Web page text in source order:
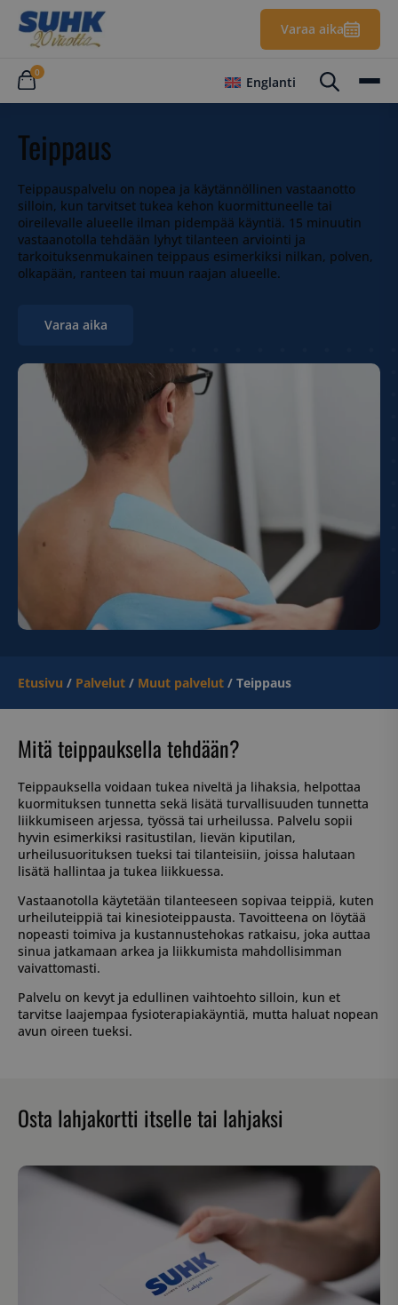
Varaa aika
0
Englanti
Teippaus
Teippauspalvelu on nopea ja käytännöllinen vastaanotto
silloin, kun tarvitset tukea kehon kuormittuneelle tai
oireilevalle alueelle ilman pidempää käyntiä. 15 minuutin
vastaanotolla tehdään lyhyt tilanteen arviointi ja
tarkoituksenmukainen teippaus esimerkiksi nilkan, polven,
olkapään, ranteen tai muun raajan alueelle.
Varaa aika
Etusivu / Palvelut / Muut palvelut / Teippaus
Mitä teippauksella tehdään?
Teippauksella voidaan tukea niveltä ja lihaksia, helpottaa
kuormituksen tunnetta sekä lisätä turvallisuuden tunnetta
liikkumiseen arjessa, työssä tai urheilussa. Palvelu sopii
hyvin esimerkiksi rasitustilan, lievän kiputilan,
urheilusuorituksen tueksi tai tilanteisiin, joissa halutaan
lisätä hallintaa ja tukea liikkuessa.
Vastaanotolla käytetään tilanteeseen sopivaa teippiä, kuten
urheiluteippiä tai kinesioteippausta. Tavoitteena on löytää
nopeasti toimiva ja kustannustehokas ratkaisu, joka auttaa
sinua jatkamaan arkea ja liikkumista mahdollisimman
vaivattomasti.
Palvelu on kevyt ja edullinen vaihtoehto silloin, kun et
tarvitse laajempaa fysioterapiakäyntiä, mutta haluat nopean
avun oireen tueksi.
Osta lahjakortti itselle tai lahjaksi